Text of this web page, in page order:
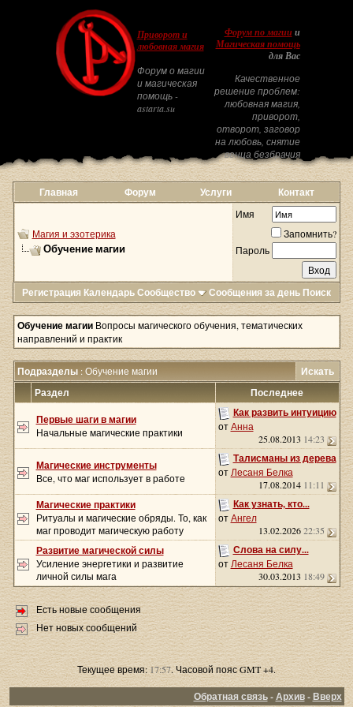
Приворот и
любовная магия
Форум о магии
и магическая
помощь -
astarta.su
Форум по магиии
Магическая помощь
для Вас
Качественное
решение проблем:
любовная магия,
приворот,
отворот, заговор
на любовь, снятие
венца безбрачия
Главная Форум Услуги Контакт
Магия и эзотерика
Обучение магии
Имя
Запомнить?
Пароль
Регистрация КалендарьСообщество Сообщения за день Поиск
Обучение магии Вопросы магического обучения, тематических
направлений и практик
Подразделы: Обучение магии
Искать
Раздел
Последнее
Первые шаги в магии
Начальные магические практики
Как развить интуицию
отАнна
25.08.2013 14:23
Магические инструменты
Все, что маг использует в работе
Талисманы из дерева
отЛесаня Белка
17.08.2014 11:11
Магические практики
Ритуалы и магические обряды. То, как
маг проводит магическую работу
Как узнать, кто...
отАнгел
13.02.202622:35
Развитие магической силы
Усиление энергетики и развитие
личной силы мага
Слова на силу...
отЛесаня Белка
30.03.2013 18:49
Есть новые сообщения
Нет новых сообщений
Текущее время:17:57. Часовой пояс GMT +4.
Обратная связь-Архив-Вверх